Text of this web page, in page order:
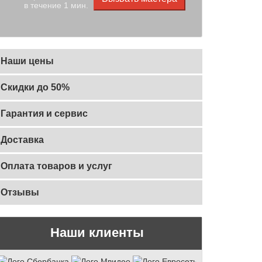
в течение 1 мин.
Наши цены
Скидки до 50%
Гарантия и сервис
Доставка
Оплата товаров и услуг
Отзывы
Наши клиенты